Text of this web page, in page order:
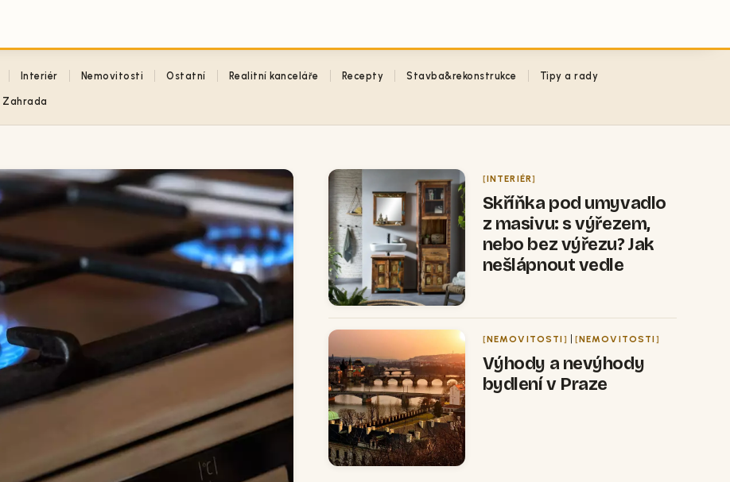
Interiér Nemovitosti Ostatní Realitní kanceláře Recepty Stavba&rekonstrukce Tipy a rady
Zahrada
Skříňka pod umyvadlo
z masivu: s výřezem,
nebo bez výřezu? Jak
nešlápnout vedle
INTERIÉR
Výhody a nevýhody
bydlení v Praze
NEMOVITOSTI | NEMOVITOSTI